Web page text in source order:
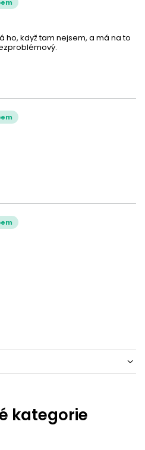
ho, když tam nejsem, a má na to
kategorie